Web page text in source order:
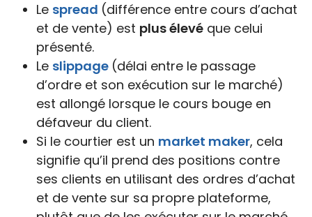
Le spread (différence entre cours d’achat
et de vente) est plus élevé que celui
présenté.
Le slippage (délai entre le passage
d’ordre et son exécution sur le marché)
est allongé lorsque le cours bouge en
défaveur du client.
Si le courtier est un market maker, cela
signifie qu’il prend des positions contre
ses clients en utilisant des ordres d’achat
et de vente sur sa propre plateforme,